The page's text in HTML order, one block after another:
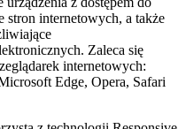
stron internetowych, a także
Zaleca się
internetowych:
Edge, Opera, Safari